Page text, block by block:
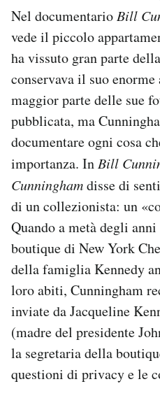
Nel documentario Bill
vede il piccolo
ha vissuto gran parte
conservava il suo
maggior parte delle sue
pubblicata, ma
documentare ogni cosa
importanza. In Bill
Cunninghamdisse di
di un collezionista: un
Quando a metà degli
boutique di New York
della famiglia Kennedy
loro abiti, Cunningham
inviate da Jacqueline
(madre del presidente
la segretaria della
questioni di privacy e le